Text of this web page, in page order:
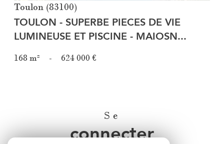
Toulon (83100)
TOULON - SUPERBE PIECES DE VIE
LUMINEUSE ET PISCINE - MAIOSN...
168 m² - 624 000 €
Se
connecter